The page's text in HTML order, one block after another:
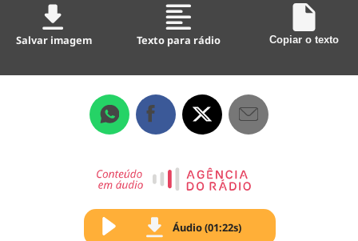
Salvar imagem Texto para rádio Copiar o texto
Áudio (01:22s)